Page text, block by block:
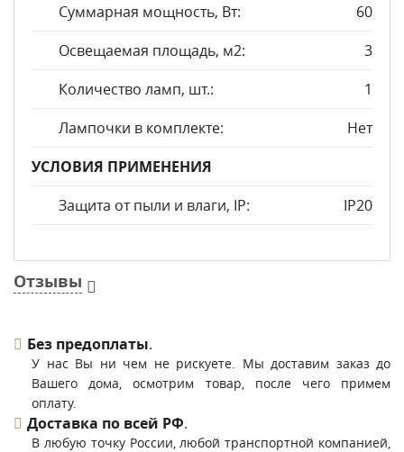
Суммарная мощность, Вт:
60
Освещаемая площадь, м2:
3
Количество ламп, шт.:
1
Лампочки в комплекте:
Нет
УСЛОВИЯ ПРИМЕНЕНИЯ
Защита от пыли и влаги, IP:
IP20
Отзывы
Без предоплаты.
У нас Вы ни чем не рискуете. Мы доставим заказ до
Вашего дома, осмотрим товар, после чего примем
оплату.
Доставка по всей РФ.
В любую точку России, любой транспортной компанией,